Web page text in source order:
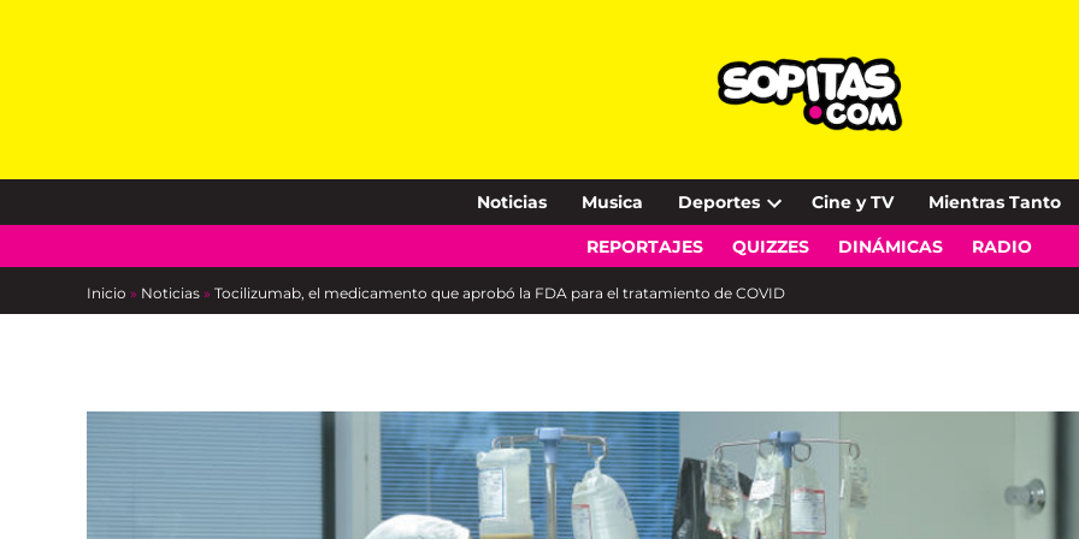
Noticias Musica Deportes
Open
dropdown
Cine y TV Mientras Tanto
REPORTAJES QUIZZES DINÁMICAS RADIO
Inicio » Noticias » Tocilizumab, el medicamento que aprobó la FDA para el tratamiento de COVID